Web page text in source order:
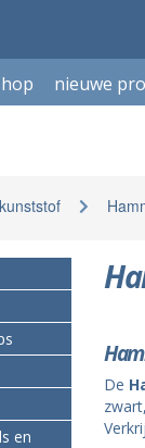
nieuwe
en
De